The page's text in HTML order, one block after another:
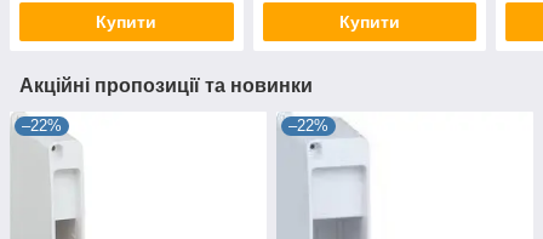
Купити Купити
Акційні пропозиції та новинки
–22% –22%